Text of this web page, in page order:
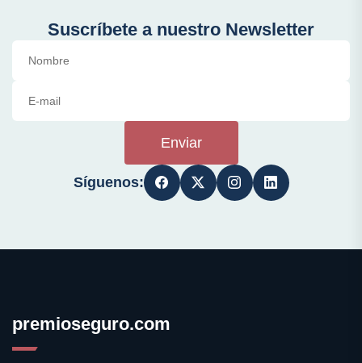
Suscríbete a nuestro Newsletter
Enviar
Síguenos:
premioseguro.com